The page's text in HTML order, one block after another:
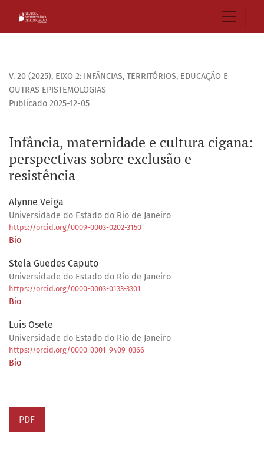
V. 20 (2025), EIXO 2: INFÂNCIAS, TERRITÓRIOS, EDUCAÇÃO E
OUTRAS EPISTEMOLOGIAS
Infância, maternidade e cultura cigana:
perspectivas sobre exclusão e
resistência
Publicado 2025-12-05
Alynne Veiga
Universidade do Estado do Rio de Janeiro
https://orcid.org/0009-0003-0202-3150
Bio
Stela Guedes Caputo
Universidade do Estado do Rio de Janeiro
https://orcid.org/0000-0003-0133-3301
Bio
Luis Osete
Universidade do Estado do Rio de Janeiro
https://orcid.org/0000-0001-9409-0366
Bio
PDF